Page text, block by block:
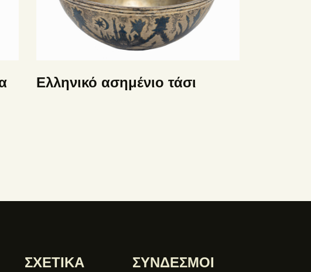
Ελληνικό ασημένιο τάσι
ΣΧΕΤΙΚΑ ΣΥΝΔΕΣΜΟΙ